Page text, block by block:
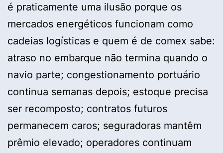
é praticamente uma ilusão porque os
mercados energéticos funcionam como
cadeias logísticas e quem é de comex sabe:
atraso no embarque não termina quando o
navio parte; congestionamento portuário
continua semanas depois; estoque precisa
ser recomposto; contratos futuros
permanecem caros; seguradoras mantêm
prêmio elevado; operadores continuam